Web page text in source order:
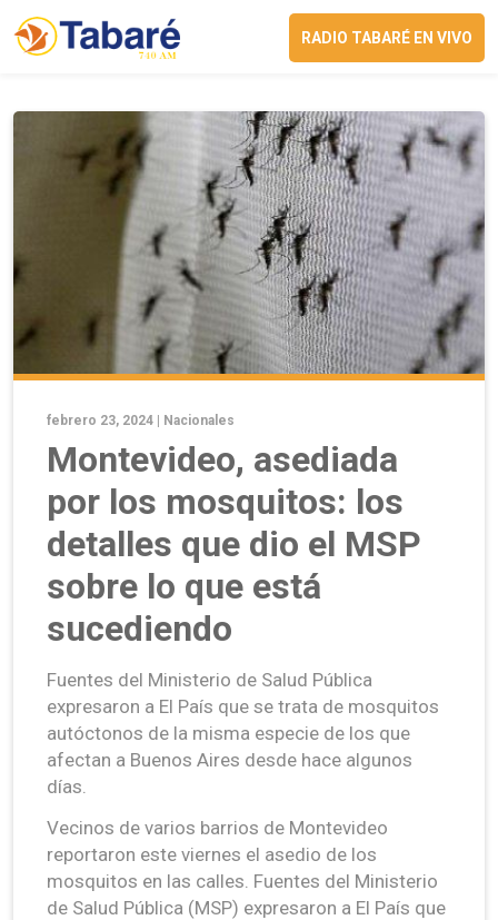
RADIO TABARÉ EN VIVO
febrero 23, 2024 | Nacionales
Montevideo, asediada
por los mosquitos: los
detalles que dio el MSP
sobre lo que está
sucediendo
Fuentes del Ministerio de Salud Pública
expresaron a El País que se trata de mosquitos
autóctonos de la misma especie de los que
afectan a Buenos Aires desde hace algunos
días.
Vecinos de varios barrios de Montevideo
reportaron este viernes el asedio de los
mosquitos en las calles. Fuentes del Ministerio
de Salud Pública (MSP) expresaron a El País que